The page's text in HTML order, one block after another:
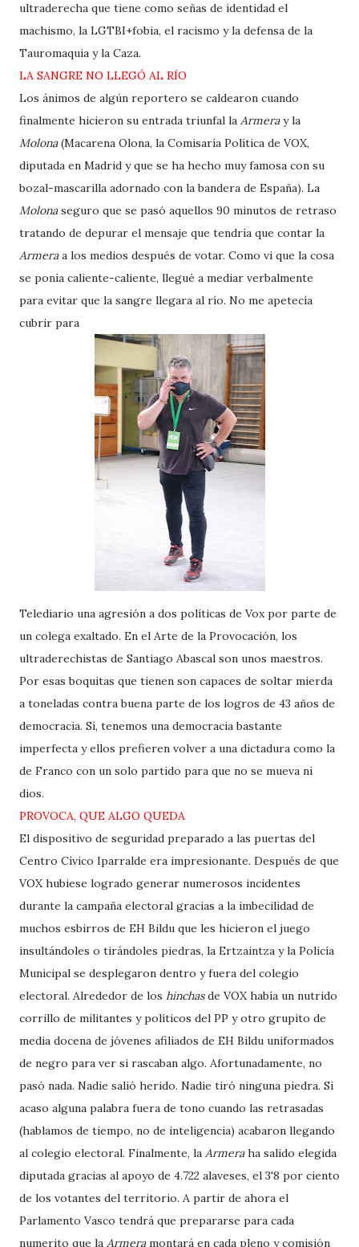
ultraderecha que tiene como señas de identidad el
machismo, la LGTBI+fobia, el racismo y la defensa de la
Tauromaquia y la Caza.
LA SANGRE NO LLEGÓ AL RÍO
Los ánimos de algún reportero se caldearon cuando
finalmente hicieron su entrada triunfal la Armeray la
Molona(Macarena Olona, la Comisaría Política de VOX,
diputada en Madrid y que se ha hecho muy famosa con su
bozal-mascarilla adornado con la bandera de España). La
Molonaseguro que se pasó aquellos 90 minutos de retraso
tratando de depurar el mensaje que tendría que contar la
Armeraa los medios después de votar. Como vi que la cosa
se ponía caliente-caliente, llegué a mediar verbalmente
para evitar que la sangre llegara al río. No me apetecía
cubrir para
Telediario una agresión a dos políticas de Vox por parte de
un colega exaltado. En el Arte de la Provocación, los
ultraderechistas de Santiago Abascal son unos maestros.
Por esas boquitas que tienen son capaces de soltar mierda
a toneladas contra buena parte de los logros de 43 años de
democracia. Sí, tenemos una democracia bastante
imperfecta y ellos prefieren volver a una dictadura como la
de Franco con un solo partido para que no se mueva ni
dios.
PROVOCA, QUE ALGO QUEDA
El dispositivo de seguridad preparado a las puertas del
Centro Cívico Iparralde era impresionante. Después de que
VOX hubiese logrado generar numerosos incidentes
durante la campaña electoral gracias a la imbecilidad de
muchos esbirros de EH Bildu que les hicieron el juego
insultándoles o tirándoles piedras, la Ertzaintza y la Policía
Municipal se desplegaron dentro y fuera del colegio
electoral. Alrededor de los hinchasde VOX había un nutrido
corrillo de militantes y políticos del PP y otro grupito de
media docena de jóvenes afiliados de EH Bildu uniformados
de negro para ver si rascaban algo. Afortunadamente, no
pasó nada. Nadie salió herido. Nadie tiró ninguna piedra. Si
acaso alguna palabra fuera de tono cuando las retrasadas
(hablamos de tiempo, no de inteligencia) acabaron llegando
al colegio electoral. Finalmente, la Armeraha salido elegida
diputada gracias al apoyo de 4.722 alaveses, el 3'8 por ciento
de los votantes del territorio. A partir de ahora el
Parlamento Vasco tendrá que prepararse para cada
numerito que la Armeramontará en cada pleno y comisión